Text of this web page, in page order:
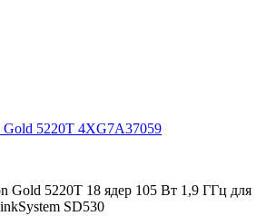
Gold 5220T 18 ядер 105 Вт 1,9 ГГц для
SD530